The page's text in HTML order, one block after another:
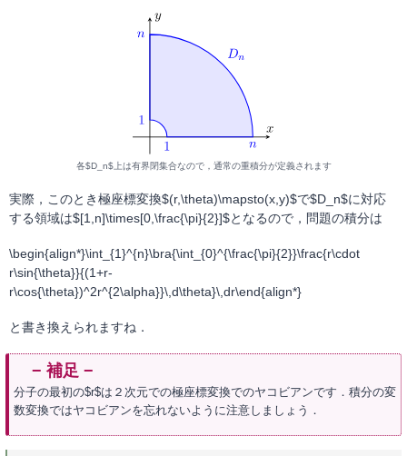
各$D_n$上は有界閉集合なので，通常の重積分が定義されます
実際，このとき極座標変換$(r,\theta)\mapsto(x,y)$で$D_n$に対応
する領域は$[1,n]\times[0,\frac{\pi}{2}]$となるので，問題の積分は
\begin{align*}\int_{1}^{n}\bra{\int_{0}^{\frac{\pi}{2}}\frac{r\cdot
r\sin{\theta}}{(1+r-
r\cos{\theta})^2r^{2\alpha}}\,d\theta}\,dr\end{align*}
と書き換えられますね．
分子の最初の$r$は２次元での極座標変換でのヤコビアンです．積分の変
数変換ではヤコビアンを忘れないように注意しましょう．